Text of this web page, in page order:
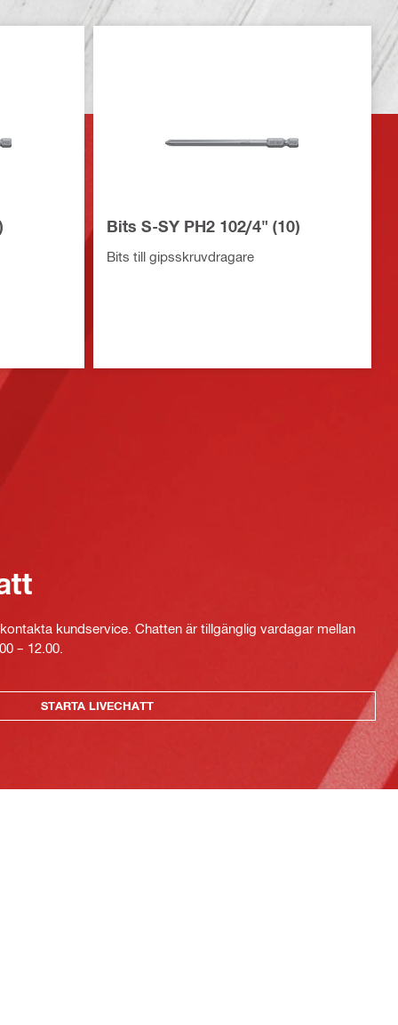
Bits S-SY PH2 102/4" (10)
Bits till gipsskruvdragare
kundservice. Chatten är tillgänglig vardagar mellan
– 12.00.
STARTA LIVECHATT